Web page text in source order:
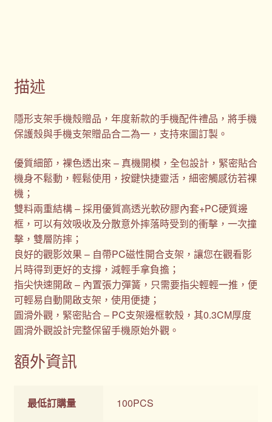
描述
隱形支架手機殼贈品，年度新款的手機配件禮品，將手機
保護殼與手機支架贈品合二為一，支持來圖訂製。
優質細節，裸色透出來 – 真機開模，全包設計，緊密貼合
機身不鬆動，輕鬆使用，按鍵快捷靈活，細密觸感彷若裸
機；
雙料兩重結構 – 採用優質高透光軟矽膠內套+PC硬質邊
框，可以有效吸收及分散意外摔落時受到的衝擊，一次撞
擊，雙層防摔；
良好的觀影效果 – 自帶PC磁性開合支架，讓您在觀看影
片時得到更好的支撐，減輕手拿負擔；
指尖快速開啟 – 內置張力彈簧，只需要指尖輕輕一推，便
可輕易自動開啟支架，使用便捷；
圓滑外觀，緊密貼合 – PC支架邊框軟殼，其0.3CM厚度
圓滑外觀設計完整保留手機原始外觀。
額外資訊
最低訂購量 100PCS